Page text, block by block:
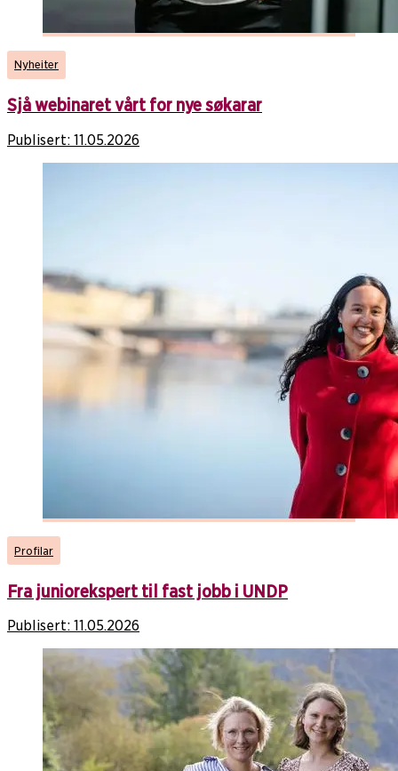
Nyheiter
Sjå webinaret vårt for nye søkarar
Publisert: 11.05.2026
Profilar
Fra juniorekspert til fast jobb i UNDP
Publisert: 11.05.2026